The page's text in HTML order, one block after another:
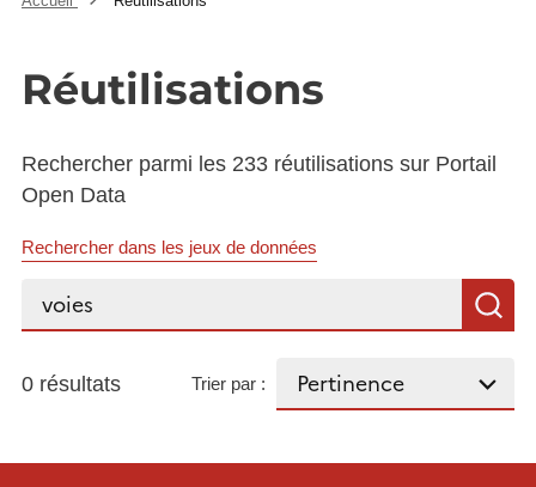
Réutilisations
Rechercher parmi les 233 réutilisations sur Portail
Open Data
Rechercher dans les jeux de données
Rechercher...
0 résultats Trier par :